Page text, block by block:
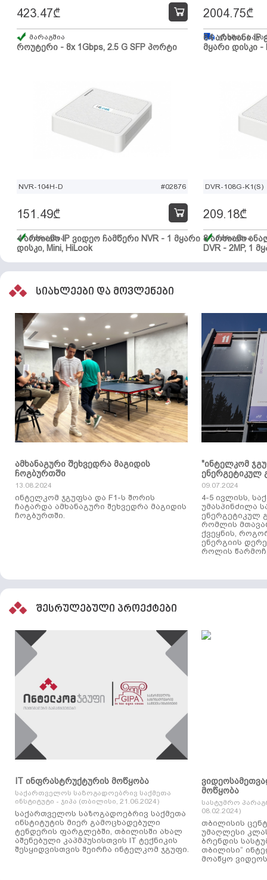
როუტერი - 8x 1Gbps, 2.5 G SFP პორტი
423.47₾
მარაგშია
64 არხიანი IP
მყარი დისკი -
2004.75₾
გზაშია,
NVR-104H-D #02876
4 არხიანი IP ვიდეო ჩამწერი NVR - 1 მყარი
დისკი, Mini, HiLook
151.49₾
მარაგშია
DVR-108G-K1(S)
8 არხიანი
DVR - 2MP, 1
209.18₾
მარაგშია
სიახლეები და მოვლენები
ამხანაგური შეხვედრა მაგიდის
ჩოგბურთში
13.08.2024
ინტელკომ ჯგუფსა და F1-ს შორის
ჩატარდა ამხანაგური შეხვედრა მაგიდის
ჩოგბურთში.
"ინტელკომ
ენერგეტიკულ
09.07.2024
4-5 ივლისს,
უმასპინძილა
ენერგეტიკულ
რომლის
ქვეყნის,
ენერგიის
როლის
შესრულებული პროექტები
IT ინფრასტრუქტურის მოწყობა
საქართველოს საზოგადოებრივ საქმეთა
ინსტიტუტი - ჯიპა (თბილისი, 21.06.2024)
საქართველოს საზოგადოებრივ საქმეთა
ინსტიტუტის მიერ გამოცხადებული
ტენდერის ფარგლებში, თბილისში ახალ
აშენებული კაპმპუსისთვის IT ტექნიკის
შესყიდვისთვის შეირჩა ინტელკომ ჯგუფი.
მოწყობა
სასტუმრო
08.02.2024)
თბილისის
უმაღლესი
ბრენდის
თბილისი“
მოაწყო